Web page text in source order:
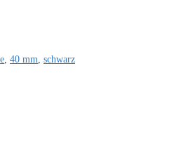
, 40 mm, schwarz